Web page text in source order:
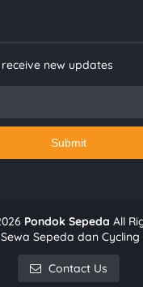
new updates
Pondok Sepeda All
Sepeda dan Cycling
Contact Us